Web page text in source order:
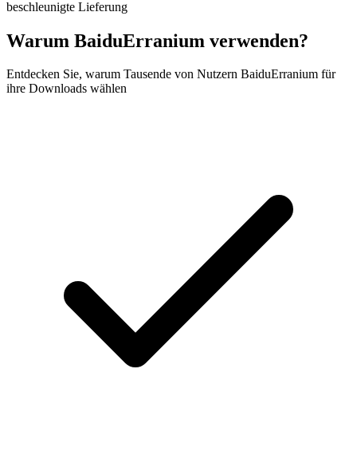
beschleunigte Lieferung
Warum BaiduErranium verwenden?
Entdecken Sie, warum Tausende von Nutzern BaiduErranium für
ihre Downloads wählen